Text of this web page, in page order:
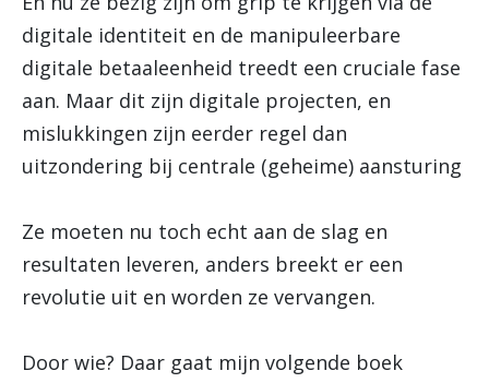
digitale identiteit en de manipuleerbare
digitale betaaleenheid treedt een cruciale fase
aan. Maar dit zijn digitale projecten, en
mislukkingen zijn eerder regel dan
uitzondering bij centrale (geheime) aansturing
Ze moeten nu toch echt aan de slag en
resultaten leveren, anders breekt er een
revolutie uit en worden ze vervangen.
Door wie? Daar gaat mijn volgende boek